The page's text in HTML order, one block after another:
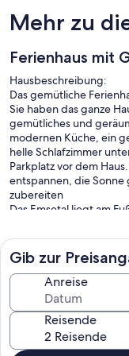
Mehr zu
Ferienhaus mit
Hausbeschreibung:
Das gemütliche
Sie haben das ganze
gemütliches und
modernen Küche, ein
helle Schlafzimmer
Parkplatz vor dem
entspannen, die Sonne
zubereiten
Das Emsetal liegt am
Diese Region ist Teil
Deutschlands. Hier
und rauschende Bäche
liebt, ist hier bestens
Mitten in diesem
kleine Dorf Fischbach.
ruhiger und
Touristenströmen. Hier
Gib zur
Anreise
Reisende